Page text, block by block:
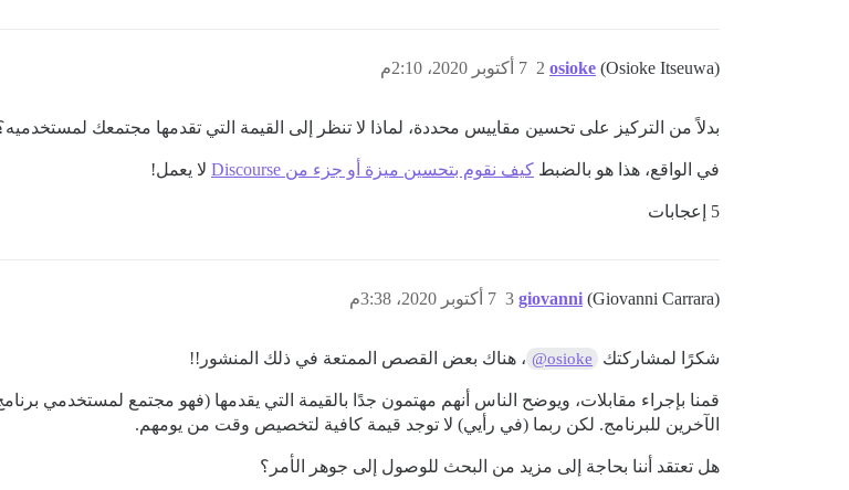
osioke (Osioke Itseuwa) 7 أكتوبر 2020، 2:10م 2
بدلاً من التركيز على تحسين مقاييس محددة، لماذا لا تنظر إلى القيمة التي تقدمها مجتمعك
في الواقع، هذا هو بالضبط كيف نقوم بتحسين ميزة أو جزء من Discourse لا يعمل!
5 إعجابات
giovanni (Giovanni Carrara) 7 أكتوبر 2020، 3:38م 3
شكرًا لمشاركتك @osioke ، هناك بعض القصص الممتعة في ذلك المنشور!!
الآخرين للبرنامج. لكن ربما (في رأيي) لا توجد قيمة كافية لتخصيص وقت من يومهم.
هل تعتقد أننا بحاجة إلى مزيد من البحث للوصول إلى جوهر الأمر؟